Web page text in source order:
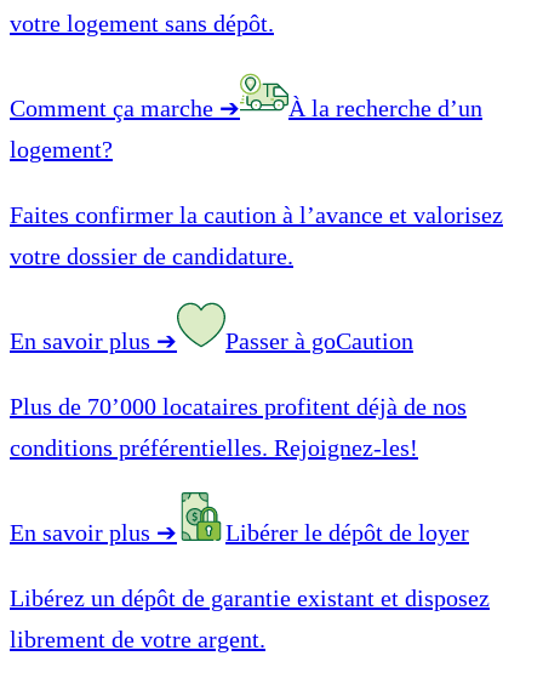
votre logement sans dépôt.
Comment ça marche ➔
À la recherche d’un
logement?
Faites confirmer la caution à l’avance et valorisez
votre dossier de candidature.
En savoir plus ➔ Passer à goCaution
Plus de 70’000 locataires profitent déjà de nos
conditions préférentielles. Rejoignez-les!
En savoir plus ➔ Libérer le dépôt de loyer
Libérez un dépôt de garantie existant et disposez
librement de votre argent.